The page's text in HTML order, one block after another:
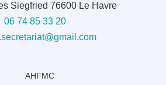
Siegfried 76600 Le Havre
06 74 85 33 20
AHFMC